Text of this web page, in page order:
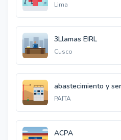
Lima
3Llamas EIRL
Cusco
abastecimiento y
PAITA
ACPA